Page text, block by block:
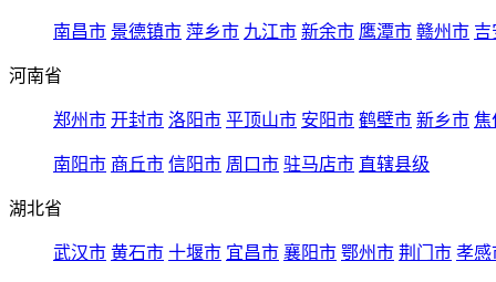
南昌市 景德镇市 萍乡市 九江市 新余市 鹰潭市 赣州市 吉
河南省
郑州市 开封市 洛阳市 平顶山市 安阳市 鹤壁市 新乡市 焦
南阳市 商丘市 信阳市 周口市 驻马店市 直辖县级
湖北省
武汉市 黄石市 十堰市 宜昌市 襄阳市 鄂州市 荆门市 孝感